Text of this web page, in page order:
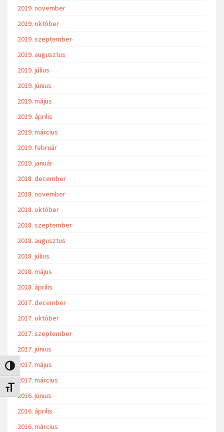
Nagy kontraszt váltása
Betűméret váltása
2019. november
2019. október
2019. szeptember
2019. augusztus
2019. július
2019. június
2019. május
2019. április
2019. március
2019. február
2019. január
2018. december
2018. november
2018. október
2018. szeptember
2018. augusztus
2018. július
2018. május
2018. április
2017. december
2017. október
2017. szeptember
2017. június
2017. május
2017. március
2016. június
2016. április
2016. március